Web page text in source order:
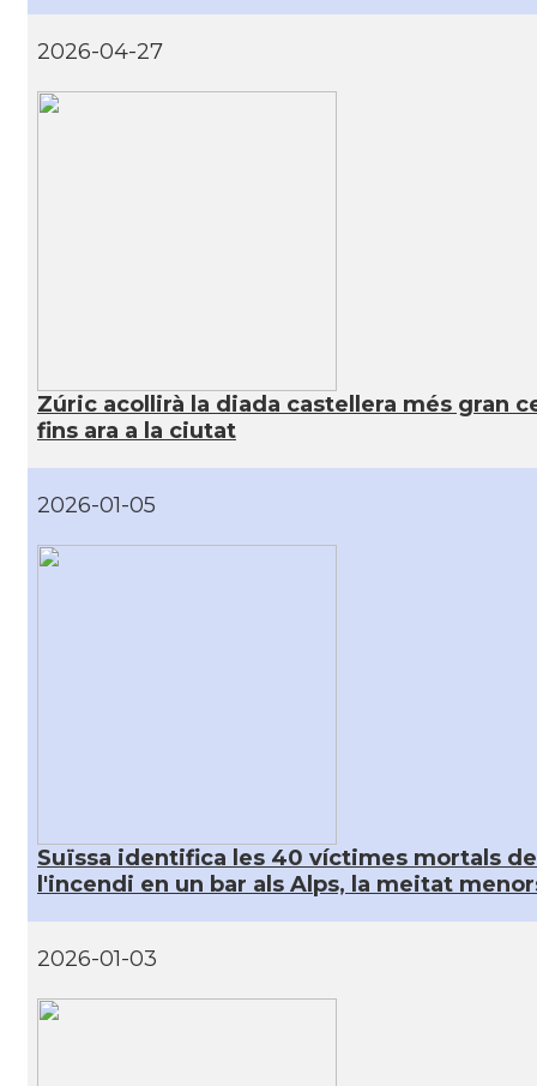
2026-04-27
Zúric acollirà la diada castellera més gran
fins ara a la ciutat
2026-01-05
Suïssa identifica les 40 víctimes mortals de
l'incendi en un bar als Alps, la meitat
2026-01-03